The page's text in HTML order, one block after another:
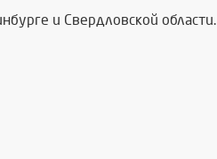
и Свердловской области.